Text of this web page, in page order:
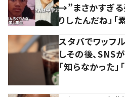
→”まさかすぎ
りしたんだね」「
スタバでワッフ
しその後、SNS
「知らなかった」